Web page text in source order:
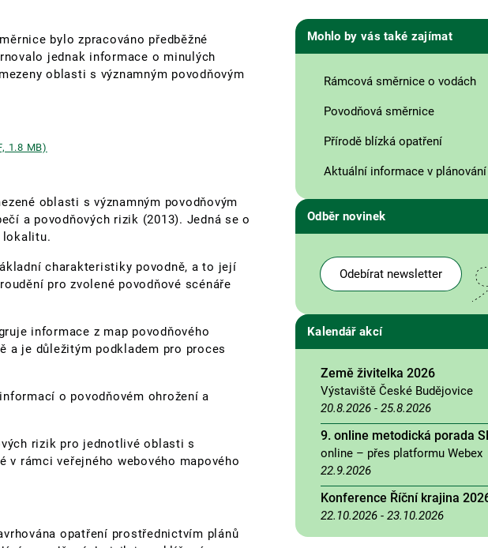
bylo zpracováno předběžné
jednak informace o minulých
oblasti s významným povodňovým
1.8 MB)
oblasti s významným povodňovým
a povodňových rizik (2013). Jedná se o
lokalitu.
charakteristiky povodně, a to její
pro zvolené povodňové scénáře
informace z map povodňového
a je důležitým podkladem pro proces
o povodňovém ohrožení a
rizik pro jednotlivé oblasti s
v rámci veřejného webového mapového
opatření prostřednictvím plánů
Mohlo by vás také zajímat
Rámcová směrnice o vodách
Povodňová směrnice
Přírodě blízká opatření
Aktuální informace v plánování
Odběr novinek
Odebírat newsletter
Kalendář akcí
Země živitelka 2026
Výstaviště České Budějovice
20.8.2026 - 25.8.2026
9. online metodická porada
online – přes platformu Webex
22.9.2026
Konference Říční krajina
22.10.2026 - 23.10.2026